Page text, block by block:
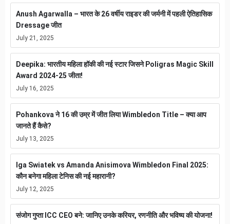
Anush Agarwalla – भारत के 26 वर्षीय राइडर की जर्मनी में पहली ऐतिहासिक
Dressage जीत
July 21, 2025
Deepika: भारतीय महिला हॉकी की नई स्टार जिसने Poligras Magic Skill
Award 2024-25 जीता!
July 16, 2025
Pohankova ने 16 की उम्र में जीत लिया Wimbledon Title – क्या आप
जानते हैं कैसे?
July 13, 2025
Iga Swiatek vs Amanda Anisimova Wimbledon Final 2025:
कौन बनेगा महिला टेनिस की नई महारानी?
July 12, 2025
संजोग गुप्ता ICC CEO बने: जानिए उनके करियर, रणनीति और भविष्य की योजना!